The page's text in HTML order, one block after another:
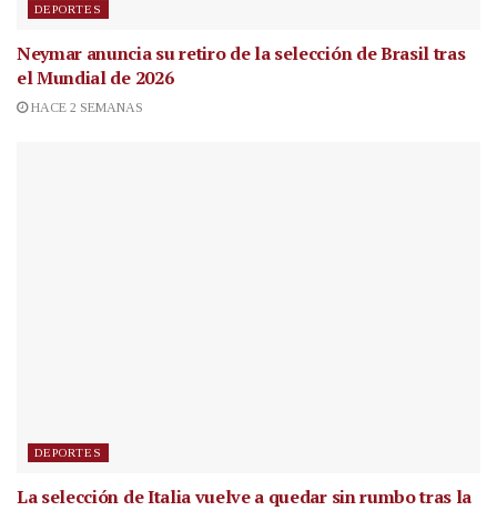
DEPORTES
Neymar anuncia su retiro de la selección de Brasil tras
el Mundial de 2026
HACE 2 SEMANAS
DEPORTES
La selección de Italia vuelve a quedar sin rumbo tras la